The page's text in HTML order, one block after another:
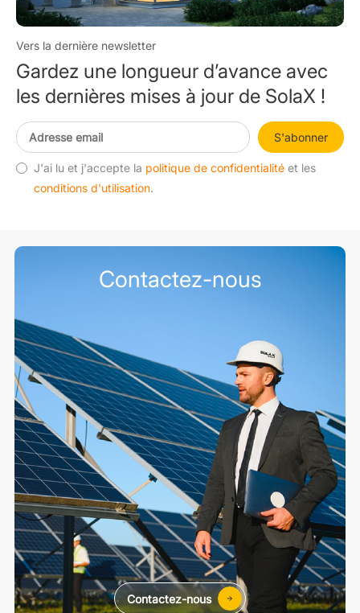
Vers la dernière newsletter
Gardez une longueur d’avance avec
les dernières mises à jour de SolaX !
S'abonner
J'ai lu et j'accepte la politique de confidentialité et les
conditions d'utilisation.
Contactez-nous
Contactez-nous